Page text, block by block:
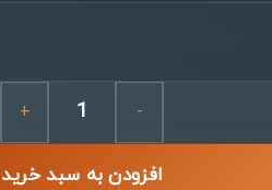
-
+
افزودن به سبد خرید